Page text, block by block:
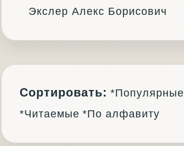
Экслер Алекс Борисович
Сортировать: *Популярные
*Читаемые *По алфавиту